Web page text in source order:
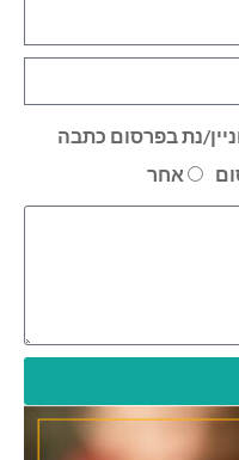
נת בפרסום כתבה
אחר